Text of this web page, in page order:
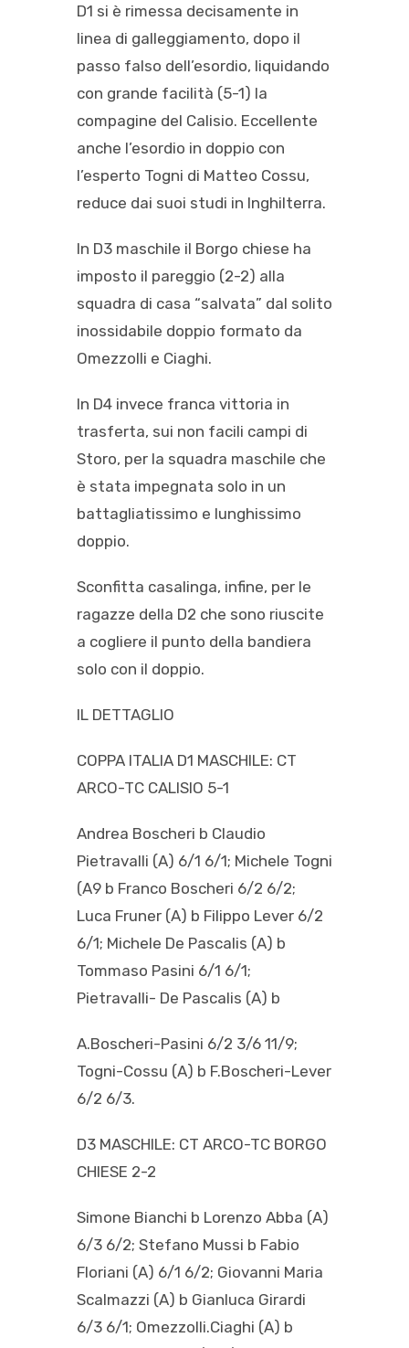
D1 si è rimessa decisamente in
linea di galleggiamento, dopo il
passo falso dell’esordio, liquidando
con grande facilità (5-1) la
compagine del Calisio. Eccellente
anche l’esordio in doppio con
l’esperto Togni di Matteo Cossu,
reduce dai suoi studi in Inghilterra.
In D3 maschile il Borgo chiese ha
imposto il pareggio (2-2) alla
squadra di casa “salvata” dal solito
inossidabile doppio formato da
Omezzolli e Ciaghi.
In D4 invece franca vittoria in
trasferta, sui non facili campi di
Storo, per la squadra maschile che
è stata impegnata solo in un
battagliatissimo e lunghissimo
doppio.
Sconfitta casalinga, infine, per le
ragazze della D2 che sono riuscite
a cogliere il punto della bandiera
solo con il doppio.
IL DETTAGLIO
COPPA ITALIA D1 MASCHILE: CT
ARCO-TC CALISIO 5-1
Andrea Boscheri b Claudio
Pietravalli (A) 6/1 6/1; Michele Togni
(A9 b Franco Boscheri 6/2 6/2;
Luca Fruner (A) b Filippo Lever 6/2
6/1; Michele De Pascalis (A) b
Tommaso Pasini 6/1 6/1;
Pietravalli- De Pascalis (A) b
A.Boscheri-Pasini 6/2 3/6 11/9;
Togni-Cossu (A) b F.Boscheri-Lever
6/2 6/3.
D3 MASCHILE: CT ARCO-TC BORGO
CHIESE 2-2
Simone Bianchi b Lorenzo Abba (A)
6/3 6/2; Stefano Mussi b Fabio
Floriani (A) 6/1 6/2; Giovanni Maria
Scalmazzi (A) b Gianluca Girardi
6/3 6/1; Omezzolli.Ciaghi (A) b